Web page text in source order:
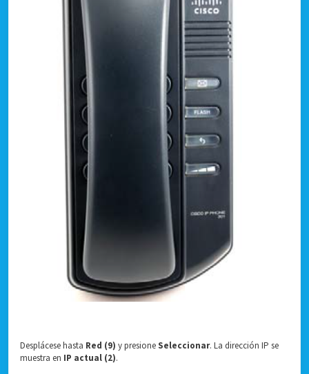
Desplácese hasta Red (9) y presione Seleccionar. La dirección IP se
muestra en IP actual (2).